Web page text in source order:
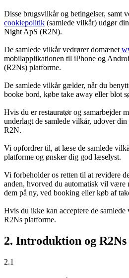
Disse brugsvilkår og betingelser, samt
cookiepolitik (samlede vilkår) udgør
Night ApS (R2N).
De samlede vilkår vedrører domænet
mobilapplikationen til iPhone og
(R2Ns) platforme.
De samlede vilkår gælder, når du
booke bord, købe take away eller blot
Hvis du er restauratør og samarbejder
underlagt de samlede vilkår, udover
R2N.
Vi opfordrer til, at læse de samlede
platforme og ønsker dig god læselyst.
Vi forbeholder os retten til at revidere
anden, hvorved du automatisk vil være
dem på ny, ved booking eller køb af
Hvis du ikke kan acceptere de
R2Ns platforme.
2. Introduktion og
2.1